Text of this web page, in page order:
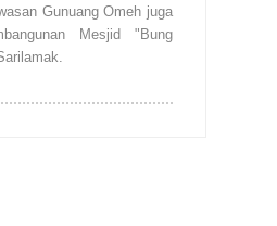
Gunuang Omeh juga
Mesjid "Bung